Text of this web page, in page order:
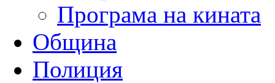
Програма на кината
Община
Полиция